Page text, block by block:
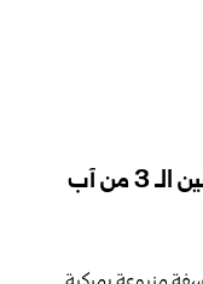
المفكرة الثقافية في سوريا ليوم الإثنين الـ 3 من آب